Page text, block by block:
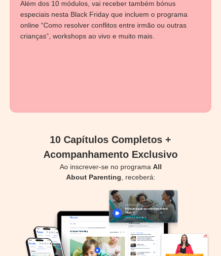
Além dos 10 módulos, vai receber também bónus
especiais nesta Black Friday que incluem o programa
online “Como resolver conflitos entre irmão ou outras
crianças”, workshops ao vivo e muito mais.
10 Capítulos Completos +
Acompanhamento Exclusivo
Ao inscrever-se no programa All
About Parenting, receberá: